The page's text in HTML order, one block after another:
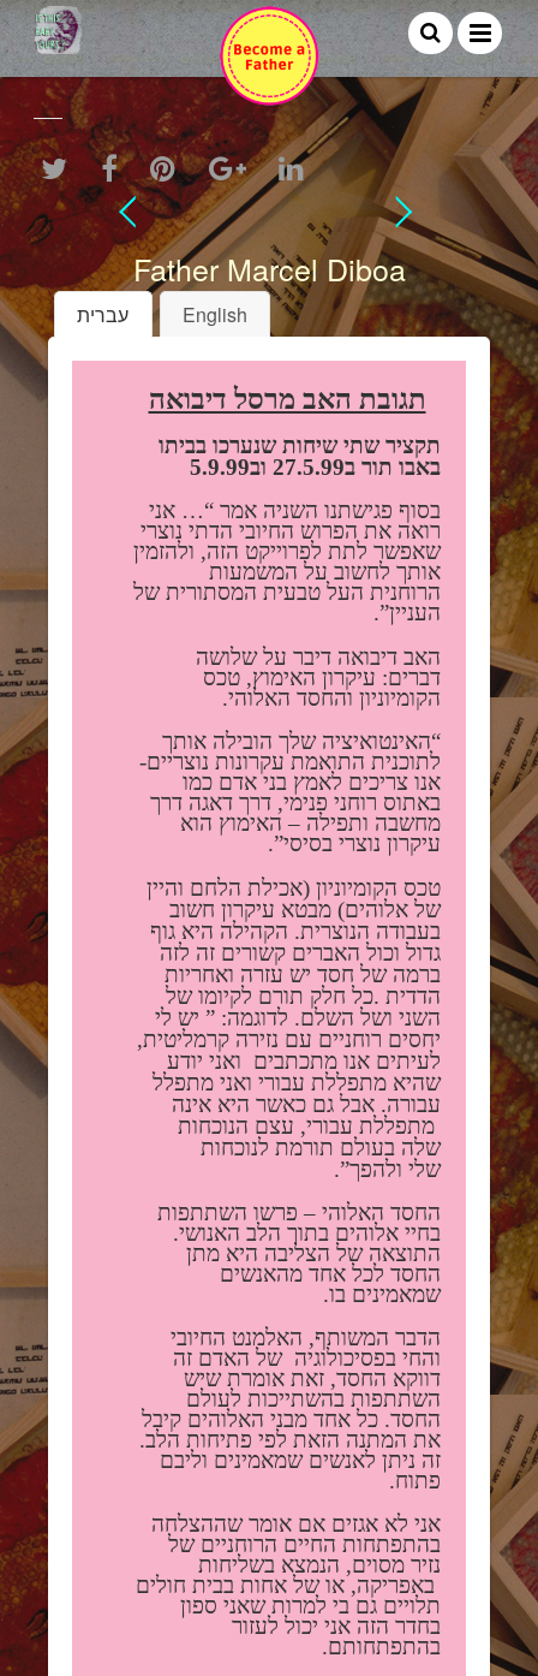
Father Marcel Diboa
עברית English
תגובת האב מרסל דיבואה
תקציר שתי שיחות שנערכו בביתו
באבו תור ב27.5.99 וב5.9.99
בסוף פגישתנו השניה אמר “… אני
רואה את הפרוש החיובי הדתי נוצרי
שאפשר לתת לפרוייקט הזה, ולהזמין
אותך לחשוב על המשמעות
הרוחנית העל טבעית המסתורית של
העניין”.
האב דיבואה דיבר על שלושה
דברים: עיקרון האימוץ, טכס
הקומיוניון והחסד האלוהי.
“האינטואיציה שלך הובילה אותך
לתוכנית התואמת עקרונות נוצריים-
אנו צריכים לאמץ בני אדם כמו
באתוס רוחני פנימי, דרך דאגה דרך
מחשבה ותפילה – האימוץ הוא
עיקרון נוצרי בסיסי”.
טכס הקומיוניון (אכילת הלחם והיין
של אלוהים) מבטא עיקרון חשוב
בעבודה הנוצרית. הקהילה היא גוף
גדול וכול האברים קשורים זה לזה
ברמה של חסד יש עזרה ואחריות
הדדית .כל חלק תורם לקיומו של
השני ושל השלם. לדוגמה: ” יש לי
יחסים רוחניים עם נזירה קרמליטית,
לעיתים אנו מתכתבים ואני יודע
שהיא מתפללת עבורי ואני מתפלל
עבורה. אבל גם כאשר היא אינה
מתפללת עבורי, עצם הנוכחות
שלה בעולם תורמת לנוכחות
שלי ולהפך”.
החסד האלוהי – פרשו השתתפות
בחיי אלוהים בתוך הלב האנושי.
התוצאה של הצליבה היא מתן
החסד לכל אחד מהאנשים
שמאמינים בו.
הדבר המשותף, האלמנט החיובי
והחי בפסיכולוגיה של האדם זה
דווקא החסד, זאת אומרת שיש
השתתפות בהשתייכות לעולם
החסד. כל אחד מבני האלוהים קיבל
את המתנה הזאת לפי פתיחות הלב.
זה ניתן לאנשים שמאמינים וליבם
פתוח.
אני לא אגזים אם אומר שההצלחה
בהתפתחות החיים הרוחניים של
נזיר מסוים, הנמצא בשליחות
באפריקה, או של אחות בבית חולים
תלויים גם בי למרות שאני ספון
בחדר הזה אני יכול לעזור
בהתפתחותם.